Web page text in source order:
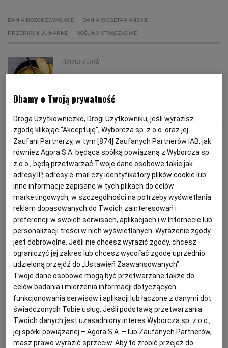
SAŁATKI
DRÓB
MIĘSA
RYBY
PRZEKĄSKI
DOMOWE PRZETWORY
SOST, DIPY I INNE DODATKI
KUCHNIA TAJSKA
KUCHNIA PORTUGALSKA
KUCHNIA FRANCUSKA
KUCHNIA AMERYKAŃSKA
KUCHNIA POLSKA
KUCHNIA MEKSYKAŃSKA
KUCHNIA INDYJSKA
KUCHNIA HISZPAŃSKA
KUCHNIA NIEMIECKA
SPRZĘT KUCHENNY
BEZ GLUTENU
PODRÓŻE KULINARNE
HISTORIE KULINARNE
KSIĄŻKI KULINARNE
SZEF KUCHNI
SERWISY LOKALNE
BIELSKO-BIAŁA
BYDGOSZCZ
CZĘSTOCHOWA
ELBLĄG
GLIWICE
GORZÓW WIELKOPOLSKI
KALISZ
KATOWICE
MAGAZYNY
DUŻY FORMAT
WOLNA SOBOTA
ALE HISTORIA
WYBORCZA TV I VOD
TYLKO ZDROWIE
KSIĄŻKI. MAGAZYN DO CZYTANIA
NASZA EUROPA
WYBORCZA CLASSIC
WYBORCZA.BIZ
WYSOKIE OBCASY
BIQDATA
JUTRONAUCI
ARCHIWUM
INNE SERWISY
DANIA ROZGRZEWAJĄCE
DANIA WEGETARIAŃSKIE
PRZEPISY KULINARNE
ROŚLINY STRĄCZKOWE
Anna Gaik
Anna Gaik
Bogracz - jednogarnkowa zupa
gulaszowa
GULASZ KUCHNIA WĘGIERSKA PAPRYKA PRZEPISY KULINARNE
Anna Gaik
Barszcz czerwony z ziemniakami
BARSZCZ BURAKI DANIA ROZGRZEWAJĄCE PRZEPISY KULINARNE
Magazyn Kuchnia
Gotujemy na przednówku
Dbamy o Twoją prywatność
Droga Użytkowniczko, Drogi Użytkowniku, jeśli wyrazisz
zgodę klikając "Akceptuję", Wyborcza sp. z o.o. oraz jej
Zaufani Partnerzy, w tym [874] Zaufanych Partnerów IAB, jak
również Agora S.A. będąca spółką powiązaną z Wyborcza sp.
z o.o., będą przetwarzać Twoje dane osobowe takie jak
adresy IP, adresy e-mail czy identyfikatory plików cookie lub
inne informacje zapisane w tych plikach do celów
marketingowych, w szczególności na potrzeby wyświetlania
reklam dopasowanych do Twoich zainteresowań i
preferencji w swoich serwisach, aplikacjach i w Internecie lub
personalizacji treści w nich wyświetlanych. Wyrażenie zgody
jest dobrowolne. Jeśli nie chcesz wyrazić zgody, chcesz
ograniczyć jej zakres lub chcesz wycofać zgodę uprzednio
udzieloną przejdź do „Ustawień Zaawansowanych”.
Twoje dane osobowe mogą być przetwarzane także do
celów badania i mierzenia informacji dotyczących
funkcjonowania serwisów i aplikacji lub łączone z danymi dot.
świadczonych Tobie usług. Jeśli podstawą przetwarzania
Twoich danych jest uzasadniony interes Wyborcza sp. z o.o.,
jej spółki powiązanej – Agora S.A. – lub Zaufanych Partnerów,
masz prawo wyrazić sprzeciw. Aby to zrobić przejdź do